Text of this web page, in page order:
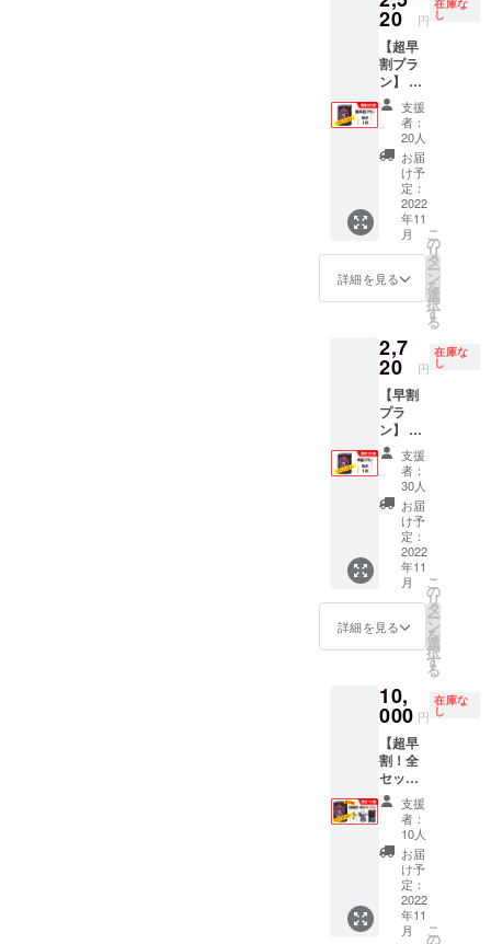
イTシャ
ツ 印
刷：シ
ルクス
クリー
ン（表1
版/裏1
版）
「プレ
イマッ
ト」 高
品質な
ラバー
製プレ
トにな
りま
枠が印
刷され
たマッ
トと
なって
おり、
遊びや
すさが
アップ
しま
す。
「アク
リル製
デッキ
スタン
魔とロ
リータ
をセッ
トでき
るスタ
ンドに
なりま
す。
セット
できる
カード
サイズ
はミニ
ユーロ
サイズ
（44×6
8mm）
り ★★
お願い
とご注
意★★
あなた
の顔写
真をご
支援
後、プ
ロジェ
クト起
案者
（狐
鞭）と
ルのや
りとり
頂くこ
とにな
りま
す。ご
了承く
ださ
い。ま
た、頂
いた写
真は今
回のシ
ウさん
の作品
制作以
外での
致しま
せん。
フに関
しては
プラン
支援の
タイミ
ングで
ご記入
お願い
いたし
ます
（モ
チーフ
数は1〜
２）
ファッ
ション
デザイ
ナーで
ある九
尾堂の
ゆいか
さんに
縫製し
て頂
き、タ
グの部
分には
あなた
のお名
前を入
のシャ
ツを制
作いた
しま
す。
★★お
願いと
ご注意
★★ 本
ページ
のキャ
ラク
ター紹
介部分
を参照
いただ
き、
たい
キャラ
の名前
と宗教
（例：
ネコ教
のテレ
サ）を
ご記入
くださ
い。デ
ザイン
レイア
ウトは
リータ
の基本
セット
です。
「オン
ライン
インス
ト」 本
ゲーム
の製作
者であ
る狐鞭
がzoom
を使用
して本
ゲーム
トをさ
せて頂
きま
す。時
間は約1
時間を
予定し
ており
ます。
日時と
時間は
支援後
のメー
ルのや
りとり
にて行
わせて
トプレ
イ版悪
魔とロ
リー
タ」 す
べての
イラス
トが本
ゲーム
の製作
者であ
る狐鞭
のイラ
ストの
貴店で
販売し
ている
旨をツ
イート
で情報
拡散さ
せて頂
きま
す。是
非ご協
力させ
てくだ
さい。
お願
い：備
をご記
入くだ
さい。
ラン
175,000
円（送
料無
料）
【詳
細】
「製
品」 悪
魔とロ
リータ
の基本
セット
です。
「宣伝
協力」
カウン
トから
貴店で
販売し
ている
旨をツ
イート
で情報
拡散さ
せて頂
きま
す。是
非ご協
力させ
てくだ
さい。
お願
と住所
をご記
入くだ
さい。
20 円
在庫な
し
【超早
割プラ
ン】 ☆
限定20
個！500
OFF！
！ ★製
品（1
セッ
ト）
【金
額】 プ
ラン
2,000円
+送料
（レ
ター
パック
プラ
ス）
【詳
細】
「製
品」 悪
魔とロ
リータ
の基本
セット
です。
本製品
だけで
遊べま
支援
者：
20人
お届
け予
定：
2022
年11
月
詳細を見る
こ
の
リ
タ
ー
ン
を
選
択
す
る
2,7
20 円
在庫な
し
【早割
プラ
ン】 ☆
限定30
個！300
OFF！
！ ★製
品（1
セッ
ト）
【金
額】 プ
ラン
2,200円
+送料
（レ
ター
パック
プラ
ス）
【詳
細】
「製
品」 悪
魔とロ
リータ
の基本
セット
です。
本製品
支援
者：
30人
お届
け予
定：
2022
年11
月
詳細を見る
こ
の
リ
タ
ー
ン
を
選
択
す
る
10,
000 円
在庫な
し
【超早
割！全
セット
プラ
ン】 ☆
限定10
個！
1000円
OFF！
！ ★製
品（1
セッ
支援
者：
10人
お届
け予
定：
2022
年11
月
こ
の